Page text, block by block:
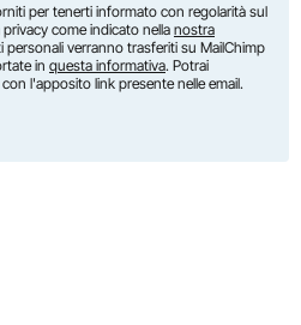
per tenerti informato con regolarità sul
come indicato nella nostra
personali verranno trasferiti su MailChimp
in questa informativa. Potrai
l'apposito link presente nelle email.